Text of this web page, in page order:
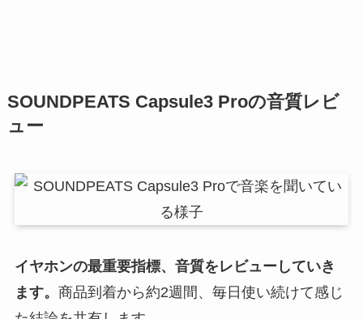
SOUNDPEATS Capsule3 Proの音質レビ
ュー
イヤホンの最重要指標、音質をレビューしていき
ます。 商品到着から約2週間、毎日使い続けて感じ